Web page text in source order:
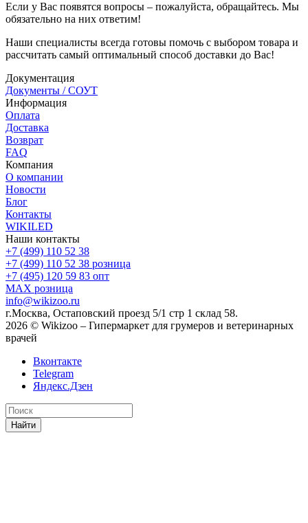
Если у Вас появятся вопросы – пожалуйста, обращайтесь. Мы
обязательно на них ответим!
Наши специалисты всегда готовы помочь с выбором товара и
рассчитать самый оптимальный способ доставки до Вас!
Документация
Документы / СОУТ
Информация
Оплата
Доставка
Возврат
FAQ
Компания
О компании
Новости
Блог
Контакты
WIKILED
Наши контакты
+7 (499) 110 52 38
+7 (499) 110 52 38 розница
+7 (495) 120 59 83 опт
MAX розница
info@wikizoo.ru
г.Москва, Остаповский проезд 5/1 стр 1 склад 58.
2026 © Wikizoo – Гипермаркет для грумеров и ветеринарных
врачей
Вконтакте
Telegram
Яндекс.Дзен
Найти